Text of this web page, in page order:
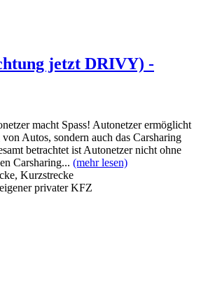
jetzt DRIVY) -
macht Spass! Autonetzer ermöglicht
Autos, sondern auch das Carsharing
betrachtet ist Autonetzer nicht ohne
Carsharing... (mehr lesen)
Kurzstrecke
privater KFZ